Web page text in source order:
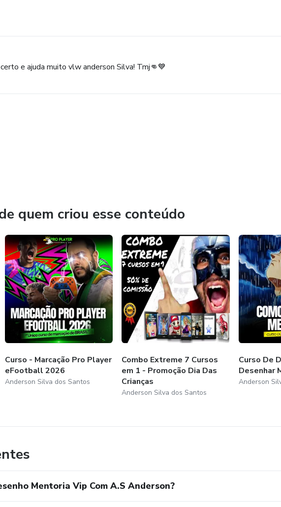
e ajuda muito vlw anderson Silva! Tmj👊💙
quem criou esse conteúdo
Curso - Marcação Pro Player
eFootball 2026
Anderson Silva dos Santos
Combo Extreme 7 Cursos
em 1 - Promoção Dia Das
Crianças
Anderson Silva dos Santos
Curso De
Desenhar
Anderson
Mentoria Vip Com A.S Anderson?